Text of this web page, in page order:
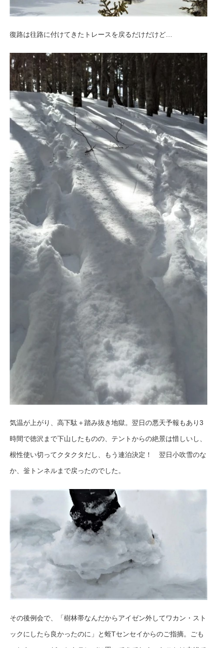
復路は往路に付けてきたトレースを戻るだけだけど…
気温が上がり、高下駄＋踏み抜き地獄。翌日の悪天予報もあり3
時間で徳沢まで下山したものの、テントからの絶景は惜しいし、
根性使い切ってクタクタだし、もう連泊決定！ 翌日小吹雪のな
か、釡トンネルまで戻ったのでした。
その後例会で、「樹林帯なんだからアイゼン外してワカン・スト
ックにしたら良かったのに」と蛭Tセンセイからのご指摘。ごも